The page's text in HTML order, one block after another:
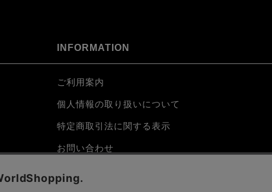
INFORMATION
ご利用案内
個人情報の取り扱いについて
特定商取引法に関する表示
お問い合わせ